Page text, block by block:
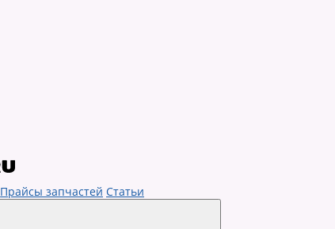
Прайсы запчастей Статьи